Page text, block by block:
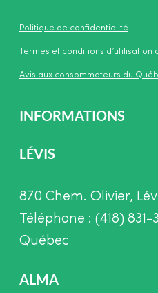
Politique de confidentialité
Termes et conditions d’utilisation
Avis aux consommateurs du
INFORMATIONS
LÉVIS
870 Chem. Olivier,
Téléphone : (418) 831-
Québec
ALMA